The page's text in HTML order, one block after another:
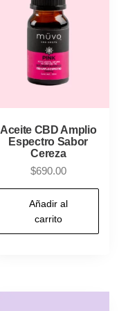
Aceite CBD Amplio
Espectro Sabor
Cereza
$690.00
Añadir al
carrito